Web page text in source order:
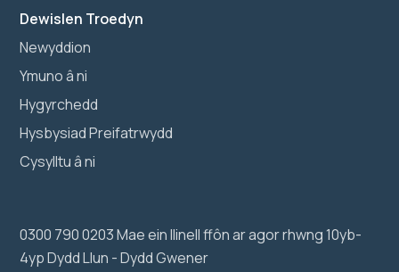
Dewislen Troedyn
Newyddion
Ymuno â ni
Hygyrchedd
Hysbysiad Preifatrwydd
Cysylltu â ni
0300 790 0203 Mae ein llinell ffôn ar agor rhwng 10yb-
4yp Dydd Llun - Dydd Gwener